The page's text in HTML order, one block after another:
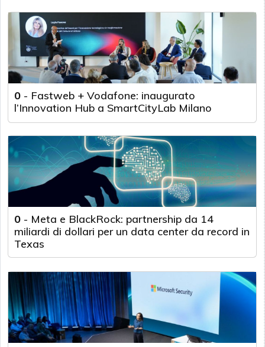
0 - Fastweb + Vodafone: inaugurato
l’Innovation Hub a SmartCityLab Milano
0 - Meta e BlackRock: partnership da 14
miliardi di dollari per un data center da record in
Texas